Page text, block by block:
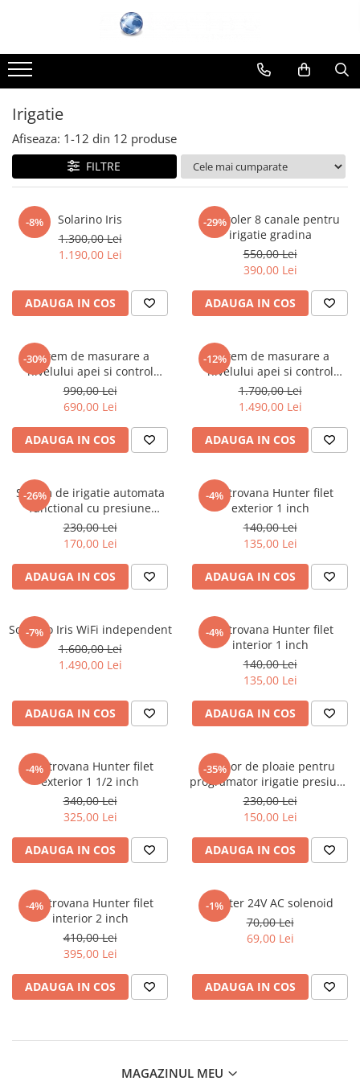
Irigatie
Afiseaza: 1-12 din 12 produse
FILTRE
-8%
Solarino Iris
1.300,00 Lei
1.190,00 Lei
ADAUGA IN COS
-29%
Controler 8 canale pentru
irigatie gradina
550,00 Lei
390,00 Lei
ADAUGA IN COS
-30%
Sistem de masurare a
nivelului apei si control
pompa.
990,00 Lei
690,00 Lei
ADAUGA IN COS
-12%
Sistem de masurare a
nivelului apei si control
pompasi temperatura de
pornire.
1.700,00 Lei
1.490,00 Lei
ADAUGA IN COS
-26%
Sistem de irigatie automata
functional cu presiune
gravitationala a apei
230,00 Lei
170,00 Lei
ADAUGA IN COS
-4%
Electrovana Hunter filet
exterior 1 inch
140,00 Lei
135,00 Lei
ADAUGA IN COS
-7%
Solarino Iris WiFi independent
1.600,00 Lei
1.490,00 Lei
ADAUGA IN COS
-4%
Electrovana Hunter filet
interior 1 inch
140,00 Lei
135,00 Lei
ADAUGA IN COS
-4%
Electrovana Hunter filet
exterior 1 1/2 inch
340,00 Lei
325,00 Lei
ADAUGA IN COS
-35%
Senzor de ploaie pentru
programator irigatie presiune
normala
230,00 Lei
150,00 Lei
ADAUGA IN COS
-4%
Electrovana Hunter filet
interior 2 inch
410,00 Lei
395,00 Lei
ADAUGA IN COS
-1%
Hunter 24V AC solenoid
70,00 Lei
69,00 Lei
ADAUGA IN COS
MAGAZINUL MEU